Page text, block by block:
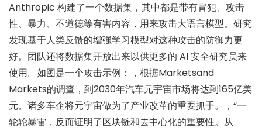
Anthropic 构建了一个数据集，其中都是带有冒犯、攻击
性、暴力、不道德等有害内容，用来攻击大语言模型。研究
发现基于人类反馈的增强学习模型对这种攻击的防御力更
好。团队还将数据集开放出来以供更多的 AI 安全研究员来
使用。如图是一个攻击示例：，根据Marketsand
Markets的调查，到2030年汽车元宇宙市场将达到165亿美
元。诸多车企将元宇宙做为了产业改革的重要抓手。，“一
轮轮暴雷，反而证明了区块链和去中心化的重要性。从